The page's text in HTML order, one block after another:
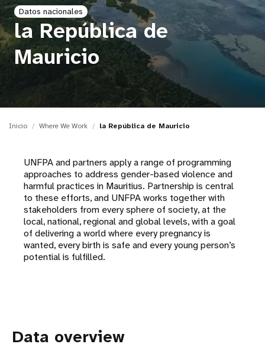
t
i
Datos nacionales
la República de
Mauricio
Inicio Where We Work la República de Mauricio
UNFPA and partners apply a range of programming
approaches to address gender-based violence and
harmful practices in Mauritius. Partnership is central
to these efforts, and UNFPA works together with
stakeholders from every sphere of society, at the
local, national, regional and global levels, with a goal
of delivering a world where every pregnancy is
wanted, every birth is safe and every young person’s
potential is fulfilled.
Data overview